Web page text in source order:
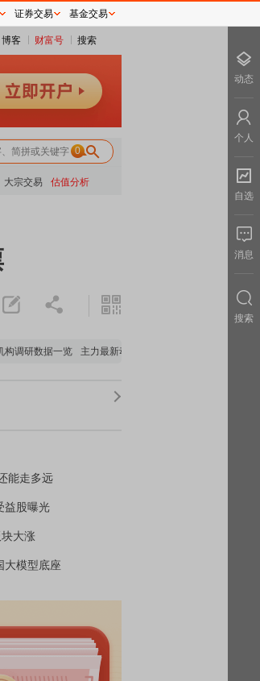
博客 财富号 搜索
0
大宗交易 估值分析
调研数据一览 主力最新动向
能走多远
益股曝光
大涨
大模型底座
证券交易 基金交易
动态
个人
自选
消息
搜索